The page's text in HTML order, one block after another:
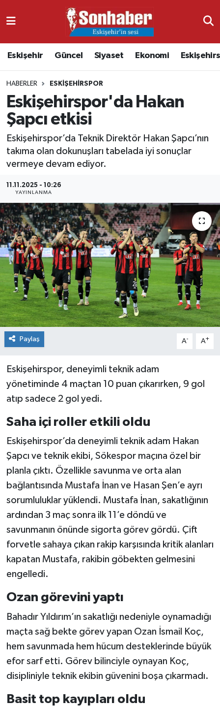
Eskişehir Güncel Siyaset Ekonomi
HABERLER ESKIŞEHIRSPOR
Eskişehirspor'da Hakan
Şapcı etkisi
Eskişehirspor’da Teknik Direktör Hakan Şapcı’nın
takıma olan dokunuşları tabelada iyi sonuçlar
vermeye devam ediyor.
11.11.2025 - 10:26
YAYINLANMA
Paylaş A- A+
Eskişehirspor, deneyimli teknik adam
yönetiminde 4 maçtan 10 puan çıkarırken, 9 gol
atıp sadece 2 gol yedi.
Saha içi roller etkili oldu
Eskişehirspor’da deneyimli teknik adam Hakan
Şapcı ve teknik ekibi, Sökespor maçına özel bir
planla çıktı. Özellikle savunma ve orta alan
bağlantısında Mustafa İnan ve Hasan Şen’e ayrı
sorumluluklar yüklendi. Mustafa İnan, sakatlığının
ardından 3 maç sonra ilk 11’e döndü ve
savunmanın önünde sigorta görev gördü. Çift
forvetle sahaya çıkan rakip karşısında kritik alanları
kapatan Mustafa, rakibin göbekten gelmesini
engelledi.
Ozan görevini yaptı
Bahadır Yıldırım’ın sakatlığı nedeniyle oynamadığı
maçta sağ bekte görev yapan Ozan İsmail Koç,
hem savunmada hem hücum desteklerinde büyük
efor sarf etti. Görev bilinciyle oynayan Koç,
disipliniyle teknik ekibin güvenini boşa çıkarmadı.
Basit top kayıpları oldu
Ekonomi
Güncel
Kültür & Sanat
Magazin
Resmi İlanlar
Sağlık
Siyaset
Spor
Nöbetçi Eczaneler
Namaz Vakitleri
Trafik Durumu
Süper Lig Puan Durumu ve Fikstür
Tüm Manşetler
Son Dakika Haberleri
Haber Arşivi